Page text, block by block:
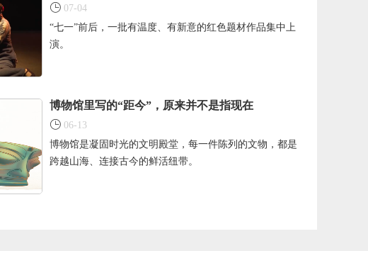
07-04
“七一”前后，一批有温度、有新意的红色题材作品集中上
演。
博物馆里写的“距今”，原来并不是指现在
06-13
博物馆是凝固时光的文明殿堂，每一件陈列的文物，都是
跨越山海、连接古今的鲜活纽带。